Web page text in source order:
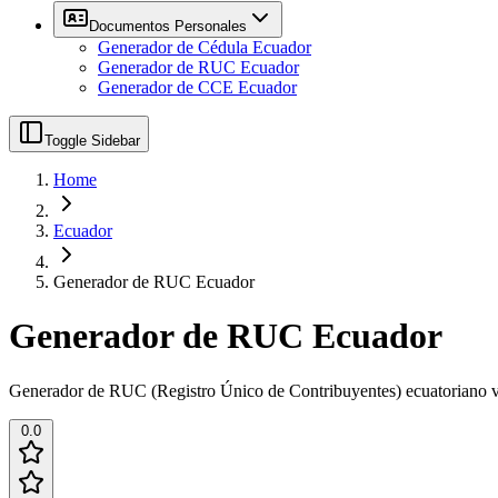
Documentos Personales
Generador de Cédula Ecuador
Generador de RUC Ecuador
Generador de CCE Ecuador
Toggle Sidebar
Home
Ecuador
Generador de RUC Ecuador
Generador de RUC Ecuador
Generador de RUC (Registro Único de Contribuyentes) ecuatoriano
0.0